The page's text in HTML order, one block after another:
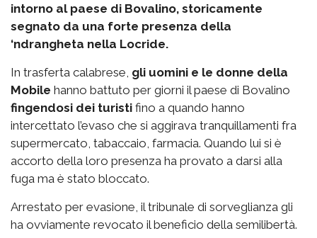
intorno al paese di Bovalino, storicamente
segnato da una forte presenza della
‘ndrangheta nella Locride.
In trasferta calabrese, gli uomini e le donne della
Mobile hanno battuto per giorni il paese di Bovalino
fingendosi dei turisti fino a quando hanno
intercettato l’evaso che si aggirava tranquillamenti fra
supermercato, tabaccaio, farmacia. Quando lui si è
accorto della loro presenza ha provato a darsi alla
fuga ma è stato bloccato.
Arrestato per evasione, il tribunale di sorveglianza gli
ha ovviamente revocato il beneficio della semilibertà.